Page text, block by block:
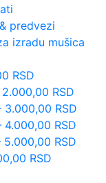
predvezi
izradu mušica
RSD
RSD
3.000,00 RSD
4.000,00 RSD
5.000,00 RSD
RSD